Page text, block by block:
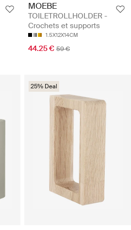
MOEBE
TOILETROLLHOLDER -
Crochets et supports
1.5X12X14CM
44.25 € 59 €
25% Deal